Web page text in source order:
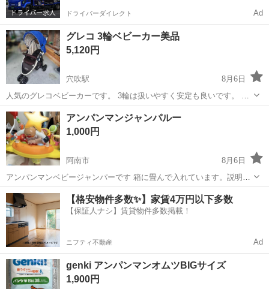
ドライバーダイレクト Ad
グレコ 3輪ベビーカー美品
5,120円
穴吹駅
8月6日
人気のグレコベビーカーです。 3輪は扱いやすく安定も良いです。 目
立つキズや汚れはなく、とても良い状態です。
徳島 美馬市 穴吹駅
アンパンマンジャンパルー
1,000円
阿南市
8月6日
アンパンマンベビージャンパーです 箱に畳んで入れています。説明書
付です。 自身の子供が2人使用しましたが、まだまだ使用できます！
メルカリで譲って頂きましたので、箱にガムテープや送り状シールの
跡があります。 一部模様がハゲ...
徳島 阿南市 ベビー用品 アンパンマンベビージャンパー
【格安物件多数✨】家賃4万円以下多数
【保証人ナシ】賃貸物件多数掲載！
ニフティ不動産 Ad
genki アンパンマンオムツBIGサイズ
1,900円